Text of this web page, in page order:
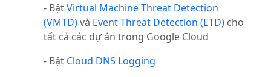
- BậtVirtual Machine Threat Detection
(VMTD)và Event Threat Detection (ETD) cho
tất cả các dự án trong Google Cloud
- Bật Cloud DNS Logging